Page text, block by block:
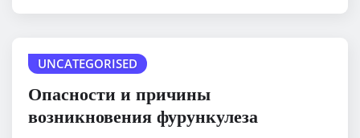
UNCATEGORISED
Опасности и причины
возникновения фурункулеза